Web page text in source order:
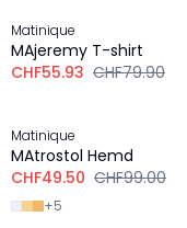
Matinique
MAjeremy T-shirt
CHF55.93 CHF79.90
Matinique
MAtrostol Hemd
CHF49.50 CHF99.00
+5
-30%